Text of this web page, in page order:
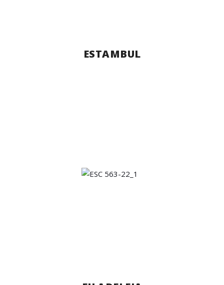
ESTAMBUL